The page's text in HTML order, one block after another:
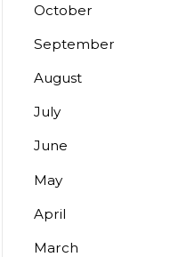
October
September
August
July
June
May
April
March